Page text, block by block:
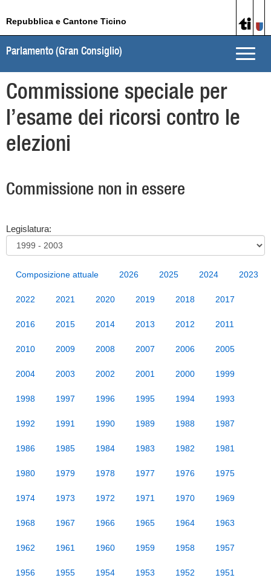
Repubblica e Cantone Ticino
Toggle
Parlamento (Gran Consiglio)
Commissione speciale per
l’esame dei ricorsi contro le
elezioni
Commissione non in essere
Legislatura:
Composizione attuale 2026 2025 2024 2023
2022 2021 2020 2019 2018 2017
2016 2015 2014 2013 2012 2011
2010 2009 2008 2007 2006 2005
2004 2003 2002 2001 2000 1999
1998 1997 1996 1995 1994 1993
1992 1991 1990 1989 1988 1987
1986 1985 1984 1983 1982 1981
1980 1979 1978 1977 1976 1975
1974 1973 1972 1971 1970 1969
1968 1967 1966 1965 1964 1963
1962 1961 1960 1959 1958 1957
1956 1955 1954 1953 1952 1951